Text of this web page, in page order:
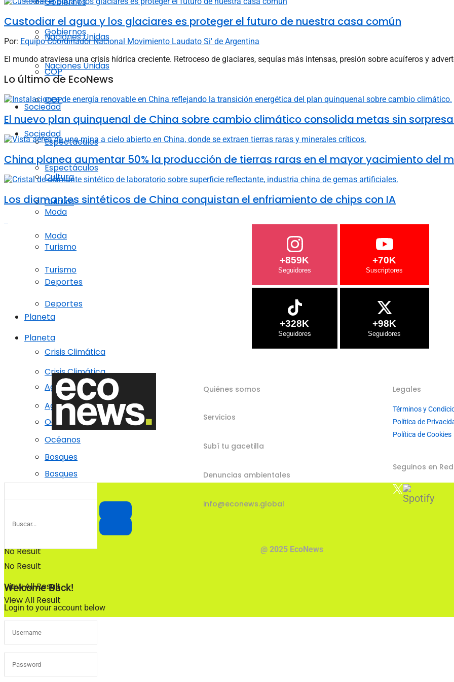
Naciones Unidas
COP
Sociedad
Espectáculos
Cultura
Moda
Turismo
Deportes
Planeta
Crisis Climática
Agricultura regenerativa
Océanos
Bosques
No Result
View All Result
Gobiernos
Naciones Unidas
COP
Sociedad
Espectáculos
Cultura
Moda
Turismo
Deportes
Planeta
Crisis Climática
Agricultura regenerativa
Océanos
Bosques
No Result
View All Result
Custodiar el agua y los glaciares es proteger el futuro de nuestra casa común
Por: Equipo Coordinador Nacional Movimiento Laudato Si' de Argentina
El mundo atraviesa una crisis hídrica creciente. Retroceso de glaciares, sequías más intensas, presión sobre acuíferos y
Lo último de EcoNews
El nuevo plan quinquenal de China sobre cambio climático consolida metas sin
China planea aumentar 50% la producción de tierras raras en el mayor yacimiento del
Los diamantes sintéticos de China conquistan el enfriamiento de chips con IA
+859K +70K
+328K +98K
Quiénes somos
Servicios
Subí tu gacetilla
Denuncias ambientales
info@econews.global
Legales
Términos y
Política de
Política de Cookies
Seguinos en
@ 2025 EcoNews
Welcome Back!
Login to your account below